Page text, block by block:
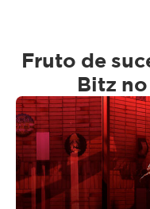
Fruto de
Bitz